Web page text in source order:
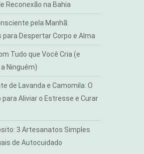
Reconexão na Bahia
pela Manhã:
Despertar Corpo e Alma
Tudo que Você Cria (e
Ninguém)
de Lavanda e Camomila: O
para Aliviar o Estresse e Curar
3 Artesanatos Simples
de Autocuidado